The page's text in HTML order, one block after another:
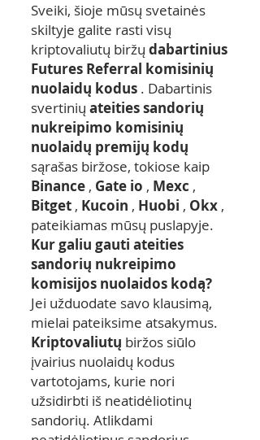
Sveiki, šioje mūsų svetainės
skiltyje galite rasti visų
kriptovaliutų biržų dabartinius
Futures Referral komisinių
nuolaidų kodus . Dabartinis
svertinių ateities sandorių
nukreipimo komisinių
nuolaidų premijų kodų
sąrašas biržose, tokiose kaip
Binance , Gate io , Mexc ,
Bitget , Kucoin , Huobi , Okx ,
pateikiamas mūsų puslapyje.
Kur galiu gauti ateities
sandorių nukreipimo
komisijos nuolaidos kodą?
Jei užduodate savo klausimą,
mielai pateiksime atsakymus.
Kriptovaliutų biržos siūlo
įvairius nuolaidų kodus
vartotojams, kurie nori
užsidirbti iš neatidėliotinų
sandorių. Atlikdami